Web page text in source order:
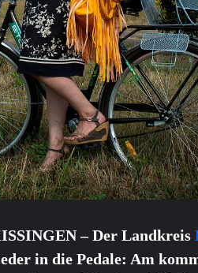
– Der Landkreis
in die Pedale: Am